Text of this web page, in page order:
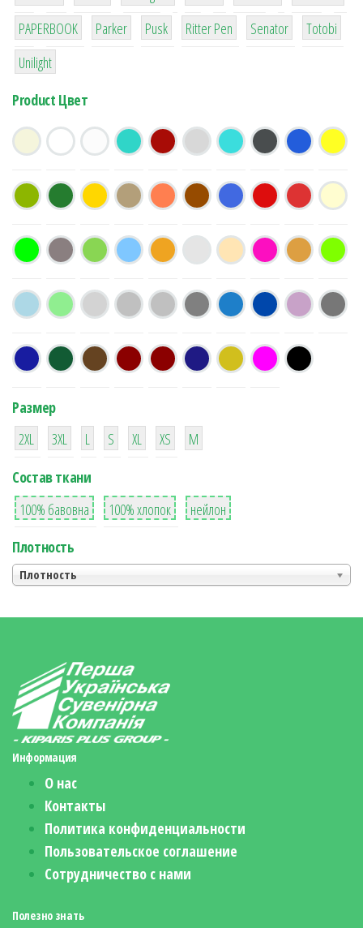
8
PAPERBOOK
6
Parker
2
Pusk
22
Ritter Pen
15
Senator
43
Totobi
1
Unilight
Product Цвет
Размер
38
2XL
16
3XL
42
L
42
S
42
XL XS
М
Состав ткани
8
100% бавовна
36
100% хлопок
2
нейлон
Плотность
Плотность
Информация
О нас
Контакты
Политика конфиденциальности
Пользовательское соглашение
Сотрудничество с нами
Полезно знать